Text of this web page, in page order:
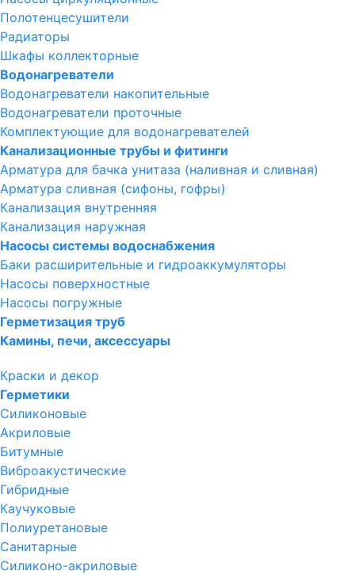
Полотенцесушители
Радиаторы
Шкафы коллекторные
Водонагреватели
Водонагреватели накопительные
Водонагреватели проточные
Комплектующие для водонагревателей
Канализационные трубы и фитинги
Арматура для бачка унитаза (наливная и сливная)
Арматура сливная (сифоны, гофры)
Канализация внутренняя
Канализация наружная
Насосы системы водоснабжения
Баки расширительные и гидроаккумуляторы
Насосы поверхностные
Насосы погружные
Герметизация труб
Камины, печи, аксессуары
Краски и декор
Герметики
Силиконовые
Акриловые
Битумные
Виброакустические
Гибридные
Каучуковые
Полиуретановые
Санитарные
Силиконо-акриловые